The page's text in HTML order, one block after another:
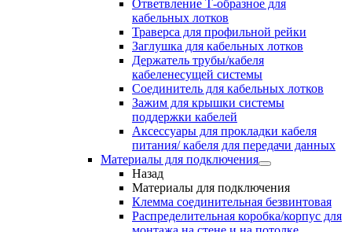
Ответвление Т-образное для
кабельных лотков
Траверса для профильной рейки
Заглушка для кабельных лотков
Держатель трубы/кабеля
кабеленесущей системы
Соединитель для кабельных лотков
Зажим для крышки системы
поддержки кабелей
Аксессуары для прокладки кабеля
питания/ кабеля для передачи данных
Материалы для подключения
Назад
Материалы для подключения
Клемма соединительная безвинтовая
Распределительная коробка/корпус для